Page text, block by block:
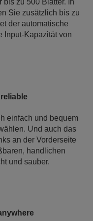
bis zu 500 Blätter. In
Sie zusätzlich bis zu
der automatische
Input-Kapazität von
einfach und bequem
Und auch das
an der Vorderseite
handlichen
und sauber.